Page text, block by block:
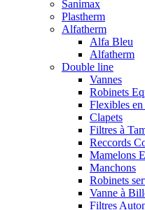
Sanimax
Plastherm
Alfatherm
Alfa Bleu
Alfatherm
Double line
Vannes
Robinets
Flexibles
Clapets
Filtres à
Reccords
Mamelons
Manchons
Robinets
Vanne à
Filtres